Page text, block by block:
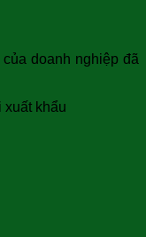
doanh nghiệp đã
xuất khẩu